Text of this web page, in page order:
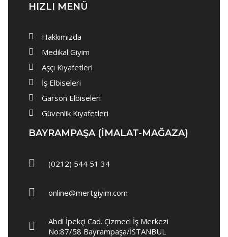
Aşçı Önlükleri
Aşçı Terliği
İş Elbiseleri
Bay İş Önlük
İş Tulumu
Yağmurluk
HIZLI MENÜ
Hakkımızda
Medikal Giyim
Aşçı Kıyafetleri
İş Elbiseleri
Garson Elbiseleri
Güvenlik Kıyafetleri
BAYRAMPAŞA (IMALAT-MAĞAZA)
(0212) 544 51 34
online@mertgiyim.com
Abdi İpekçi Cad. Çizmeci İş Merkezi
No:87/58 Bayrampaşa/İSTANBUL